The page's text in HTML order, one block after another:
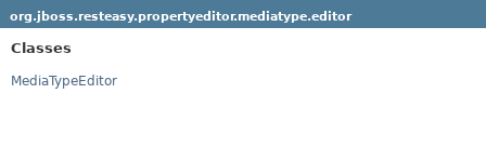
org.jboss.resteasy.propertyeditor.mediatype.editor
Classes
MediaTypeEditor